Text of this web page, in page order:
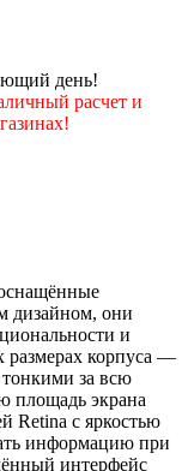
день!
расчет и
дизайном, они
и
размерах корпуса —
за всю
площадь экрана
Retina с яркостью
информацию при
интерфейс